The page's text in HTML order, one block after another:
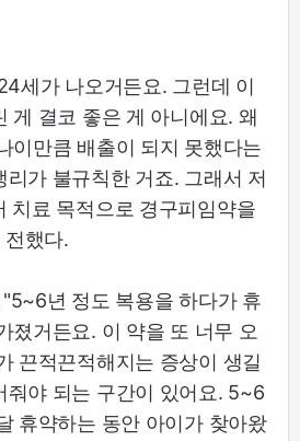
세가 나오거든요. 그런데 이
게 결코 좋은 게 아니에요. 왜
이만큼 배출이 되지 못했다는
리가 불규칙한 거죠. 그래서 저
치료 목적으로 경구피임약을
했다.
년 정도 복용을 하다가 휴
졌거든요. 이 약을 또 너무 오
끈적끈적해지는 증상이 생길
줘야 되는 구간이 있어요. 5~6
휴약하는 동안 아이가 찾아왔